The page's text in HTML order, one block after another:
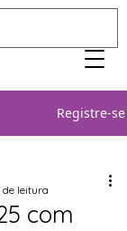
Registre-se
com
de leitura